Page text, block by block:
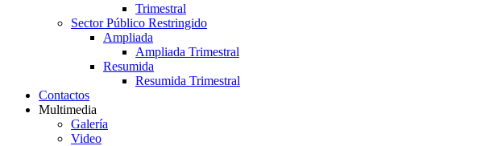
Trimestral
Sector Público Restringido
Ampliada
Ampliada Trimestral
Resumida
Resumida Trimestral
Contactos
Multimedia
Galería
Video